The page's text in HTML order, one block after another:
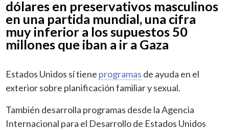
dólares en preservativos masculinos
en una partida mundial, una cifra
muy inferior a los supuestos 50
millones que iban a ir a Gaza
Estados Unidos sí tiene programas de ayuda en el
exterior sobre planificación familiar y sexual.
También desarrolla programas desde la Agencia
Internacional para el Desarrollo de Estados Unidos